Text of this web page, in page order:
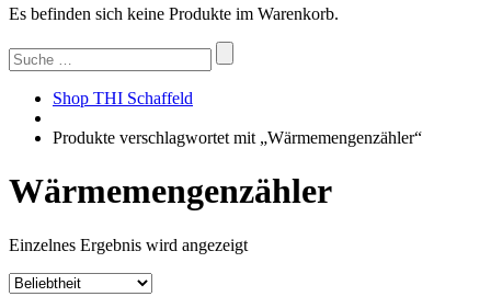
Es befinden sich keine Produkte im Warenkorb.
Suchen
nach:
Shop THI Schaffeld
Produkte verschlagwortet mit „Wärmemengenzähler“
Wärmemengenzähler
Einzelnes Ergebnis wird angezeigt